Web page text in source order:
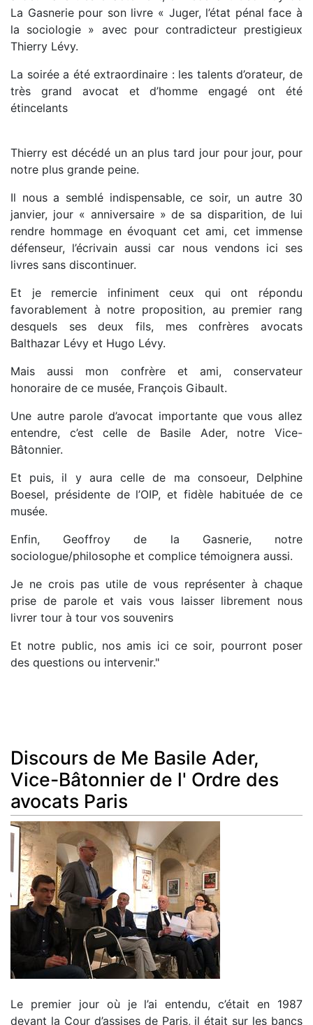
La Gasnerie pour son livre « Juger, l’état pénal face à
la sociologie » avec pour contradicteur prestigieux
Thierry Lévy.
La soirée a été extraordinaire : les talents d’orateur, de
très grand avocat et d’homme engagé ont été
étincelants
Thierry est décédé un an plus tard jour pour jour, pour
notre plus grande peine.
Il nous a semblé indispensable, ce soir, un autre 30
janvier, jour « anniversaire » de sa disparition, de lui
rendre hommage en évoquant cet ami, cet immense
défenseur, l’écrivain aussi car nous vendons ici ses
livres sans discontinuer.
Et je remercie infiniment ceux qui ont répondu
favorablement à notre proposition, au premier rang
desquels ses deux fils, mes confrères avocats
Balthazar Lévy et Hugo Lévy.
Mais aussi mon confrère et ami, conservateur
honoraire de ce musée, François Gibault.
Une autre parole d’avocat importante que vous allez
entendre, c’est celle de Basile Ader, notre Vice-
Bâtonnier.
Et puis, il y aura celle de ma consoeur, Delphine
Boesel, présidente de l’OIP, et fidèle habituée de ce
musée.
Enfin, Geoffroy de la Gasnerie, notre
sociologue/philosophe et complice témoignera aussi.
Je ne crois pas utile de vous représenter à chaque
prise de parole et vais vous laisser librement nous
livrer tour à tour vos souvenirs
Et notre public, nos amis ici ce soir, pourront poser
des questions ou intervenir."
Discours de Me Basile Ader,
Vice-Bâtonnier de l' Ordre des
avocats Paris
Le premier jour où je l’ai entendu, c’était en 1987
devant la Cour d’assises de Paris, il était sur les bancs